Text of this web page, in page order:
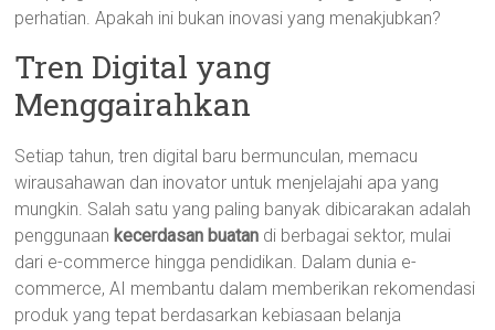
perhatian. Apakah ini bukan inovasi yang menakjubkan?
Tren Digital yang
Menggairahkan
Setiap tahun, tren digital baru bermunculan, memacu
wirausahawan dan inovator untuk menjelajahi apa yang
mungkin. Salah satu yang paling banyak dibicarakan adalah
penggunaan kecerdasan buatan di berbagai sektor, mulai
dari e-commerce hingga pendidikan. Dalam dunia e-
commerce, AI membantu dalam memberikan rekomendasi
produk yang tepat berdasarkan kebiasaan belanja